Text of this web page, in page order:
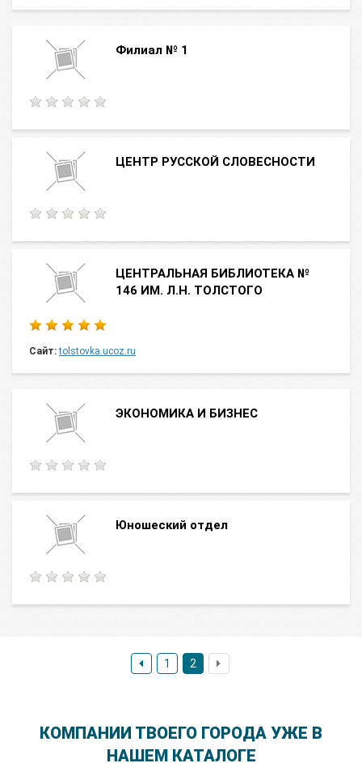
Филиал № 1
ЦЕНТР РУССКОЙ СЛОВЕСНОСТИ
ЦЕНТРАЛЬНАЯ БИБЛИОТЕКА №
146 ИМ. Л.Н. ТОЛСТОГО
Сайт: tolstovka.ucoz.ru
ЭКОНОМИКА И БИЗНЕС
Юношеский отдел
1 2
КОМПАНИИ ТВОЕГО ГОРОДА УЖЕ В
НАШЕМ КАТАЛОГЕ